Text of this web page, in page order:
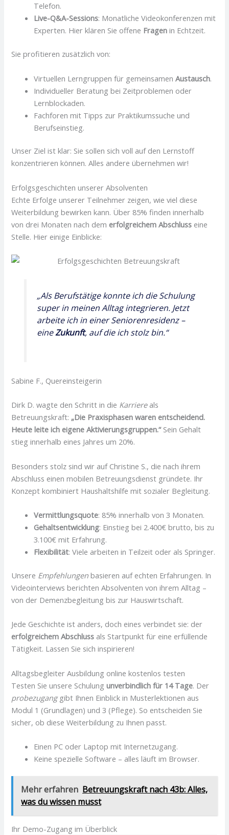
Telefon.
Live-Q&A-Sessions: Monatliche Videokonferenzen mit
Experten. Hier klären Sie offene Fragen in Echtzeit.
Sie profitieren zusätzlich von:
Virtuellen Lerngruppen für gemeinsamenAustausch.
Individueller Beratung bei Zeitproblemen oder
Lernblockaden.
Fachforen mit Tipps zur Praktikumssuche und
Berufseinstieg.
Unser Ziel ist klar: Sie sollen sich voll auf den Lernstoff
konzentrieren können. Alles andere übernehmen wir!
Erfolgsgeschichten unserer Absolventen
Echte Erfolge unserer Teilnehmer zeigen, wie viel diese
Weiterbildung bewirken kann. Über 85% finden innerhalb
von drei Monaten nach dem erfolgreichem Abschluss eine
Stelle. Hier einige Einblicke:
„Als Berufstätige konnte ich die Schulung
super in meinen Alltag integrieren. Jetzt
arbeite ich in einer Seniorenresidenz –
eineZukunft, auf die ich stolz bin.“
Sabine F., Quereinsteigerin
Dirk D. wagte den Schritt in die Karriereals
Betreuungskraft: „Die Praxisphasen waren entscheidend.
Heute leite ich eigene Aktivierungsgruppen.“Sein Gehalt
stieg innerhalb eines Jahres um 20%.
Besonders stolz sind wir auf Christine S., die nach ihrem
Abschluss einen mobilen Betreuungsdienst gründete. Ihr
Konzept kombiniert Haushaltshilfe mit sozialer Begleitung.
Vermittlungsquote: 85% innerhalb von 3 Monaten.
Gehaltsentwicklung: Einstieg bei 2.400€ brutto, bis zu
3.100€ mit Erfahrung.
Flexibilität: Viele arbeiten in Teilzeit oder als Springer.
Unsere Empfehlungen basieren auf echten Erfahrungen. In
Videointerviews berichten Absolventen von ihrem Alltag –
von der Demenzbegleitung bis zur Hauswirtschaft.
Jede Geschichte ist anders, doch eines verbindet sie: der
erfolgreichem Abschluss als Startpunkt für eine erfüllende
Tätigkeit. Lassen Sie sich inspirieren!
Alltagsbegleiter Ausbildung online kostenlos testen
Testen Sie unsere Schulungunverbindlich für 14 Tage. Der
probezuganggibt Ihnen Einblick in Musterlektionen aus
Modul 1 (Grundlagen) und 3 (Pflege). So entscheiden Sie
sicher, ob diese Weiterbildung zu Ihnen passt.
Einen PC oder Laptop mit Internetzugang.
Keine spezielle Software – alles läuft im Browser.
Mehr erfahren Betreuungskraft nach 43b: Alles,
was du wissen musst
Ihr Demo-Zugang im Überblick